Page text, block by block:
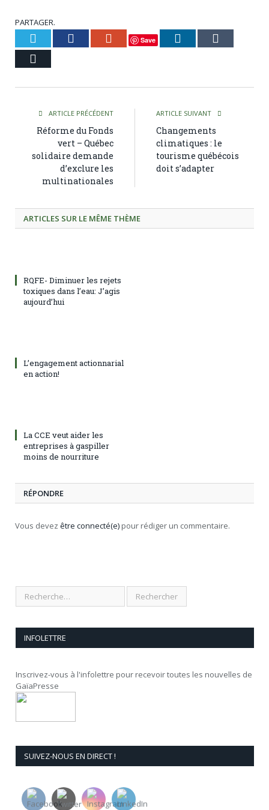
PARTAGER.
Twitter Facebook Google+
Save LinkedIn
ARTICLE PRÉCÉDENT
Réforme du Fonds
vert – Québec
solidaire demande
d’exclure les
multinationales
ARTICLE SUIVANT
Changements
climatiques : le
tourisme québécois
doit s’adapter
ARTICLES SUR LE MÊME THÈME
RQFE- Diminuer les rejets
toxiques dans l’eau: J’agis
aujourd’hui
L’engagement actionnarial
en action!
La CCE veut aider les
entreprises à gaspiller
moins de nourriture
RÉPONDRE
Vous devez être connecté(e) pour rédiger un commentaire.
INFOLETTRE
Inscrivez-vous à l'infolettre pour recevoir toutes les nouvelles de
GaïaPresse
SUIVEZ-NOUS EN DIRECT !